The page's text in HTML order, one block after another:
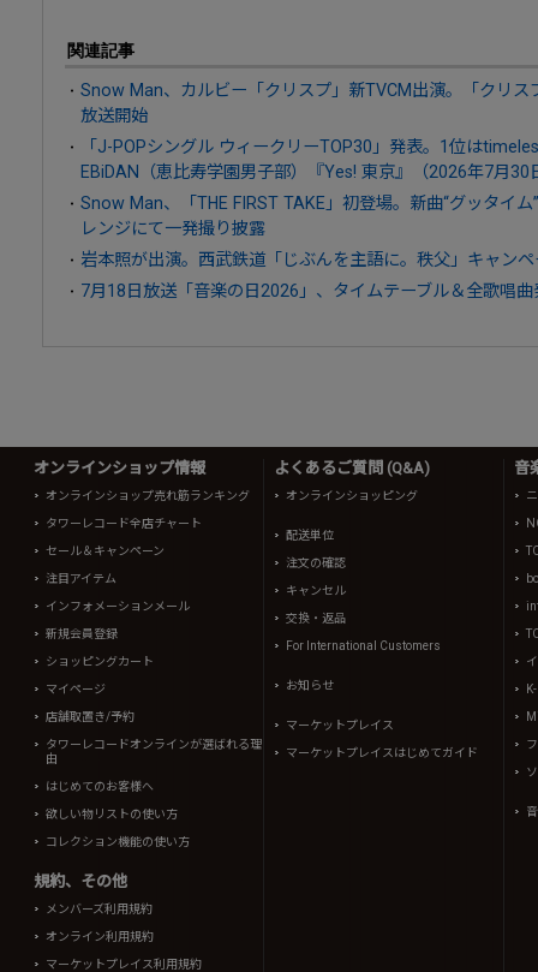
関連記事
Snow Man、カルビー「クリスプ」新TVCM出演。「クリス
放送開始
「J-POPシングル ウィークリーTOP30」発表。1位は
EBiDAN（恵比寿学園男子部）『Yes! 東京』（2026年7月30
Snow Man、「THE FIRST TAKE」初登場。新曲“グッタイ
レンジにて一発撮り披露
岩本照が出演。西武鉄道「じぶんを主語に。秩父」キャン
7月18日放送「音楽の日2026」、タイムテーブル＆全歌唱曲
オンラインショップ情報
オンラインショップ売れ筋ランキング
タワーレコード全店チャート
セール＆キャンペーン
注目アイテム
インフォメーションメール
新規会員登録
ショッピングカート
マイページ
店舗取置き/予約
タワーレコードオンラインが選ばれる理
由
はじめてのお客様へ
欲しい物リストの使い方
コレクション機能の使い方
規約、その他
メンバーズ利用規約
オンライン利用規約
マーケットプレイス利用規約
よくあるご質問 (Q&A)
オンラインショッピング
配送単位
注文の確認
キャンセル
交換・返品
For International Customers
お知らせ
マーケットプレイス
マーケットプレイスはじめてガイド
音